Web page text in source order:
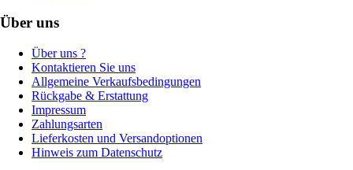
Über uns
Über uns ?
Kontaktieren Sie uns
Allgemeine Verkaufsbedingungen
Rückgabe & Erstattung
Impressum
Zahlungsarten
Lieferkosten und Versandoptionen
Hinweis zum Datenschutz